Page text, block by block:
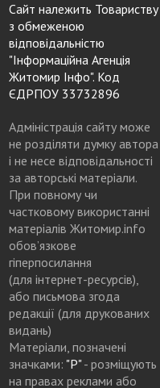
Сайт належить Товариству
з обмеженою
відповідальністю
"Інформаційна Агенція
Житомир Інфо". Код
ЄДРПОУ 33732896
Адміністрація сайту може
не розділяти думку автора
і не несе відповідальності
за авторські матеріали.
При повному чи
частковому використанні
матеріалів Житомир.info
обов’язкове
гіперпосилання
(для інтернет-ресурсів),
або письмова згода
редакції (для друкованих
видань)
Матеріали, позначені
значками: "Р"- розміщують
на правах реклами або